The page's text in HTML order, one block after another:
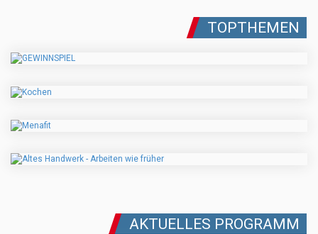
TOPTHEMEN
AKTUELLES PROGRAMM